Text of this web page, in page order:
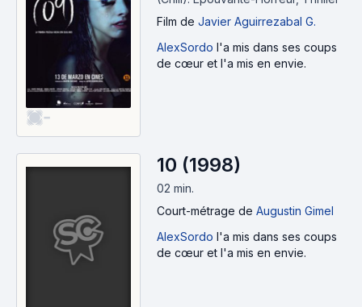
-
Film de Javier Aguirrezabal G.
AlexSordo l'a mis dans ses coups
de cœur et l'a mis en envie.
10 (1998)
02 min.
Court-métrage de Augustin Gimel
AlexSordo l'a mis dans ses coups
de cœur et l'a mis en envie.